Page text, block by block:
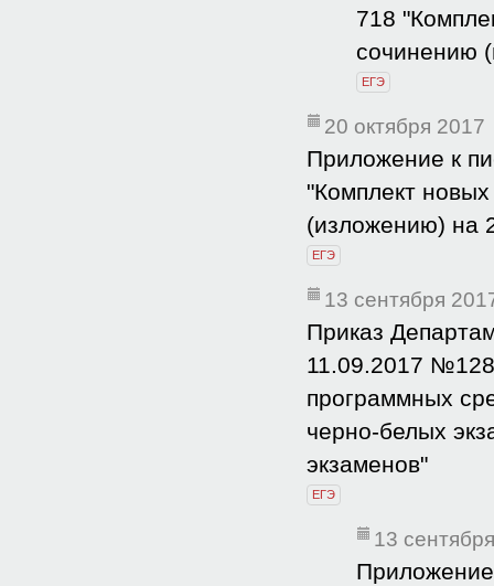
718
сочинению
ЕГЭ
20 октября 2017
Приложение к
"Комплект
(изложению) на
ЕГЭ
13 сентября
Приказ
11.09.2017
программных
черно-белых
экзаменов"
ЕГЭ
13
Приложение